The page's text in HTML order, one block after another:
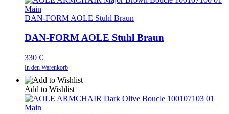
DAN-FORM AOLE Stuhl Braun
DAN-FORM AOLE Stuhl Braun
330 €
In den Warenkorb
Add to Wishlist